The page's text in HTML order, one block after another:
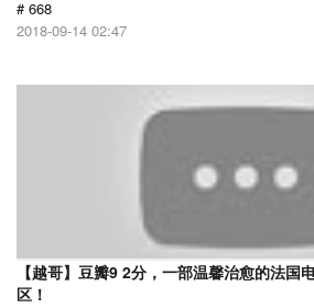
# 668
2018-09-14 02:47
【越哥】豆瓣9 2分，一部温馨治愈的法国
区！